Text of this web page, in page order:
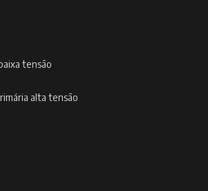
tensão
alta tensão